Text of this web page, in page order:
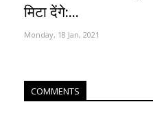
मिटा देंगे:...
Monday, 18 Jan, 2021
COMMENTS